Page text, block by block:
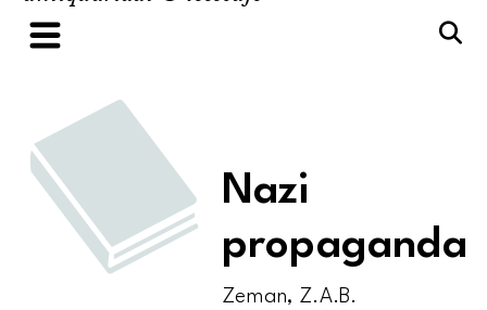
Nazi
propaganda
Zeman, Z.A.B.